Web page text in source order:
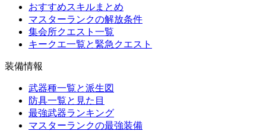
おすすめスキルまとめ
マスターランクの解放条件
集会所クエスト一覧
キークエ一覧と緊急クエスト
装備情報
武器種一覧と派生図
防具一覧と見た目
最強武器ランキング
マスターランクの最強装備